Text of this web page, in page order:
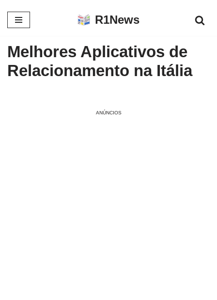
Pular
o
conteúdo
R1News
Melhores Aplicativos de
Relacionamento na Itália
ANÚNCIOS